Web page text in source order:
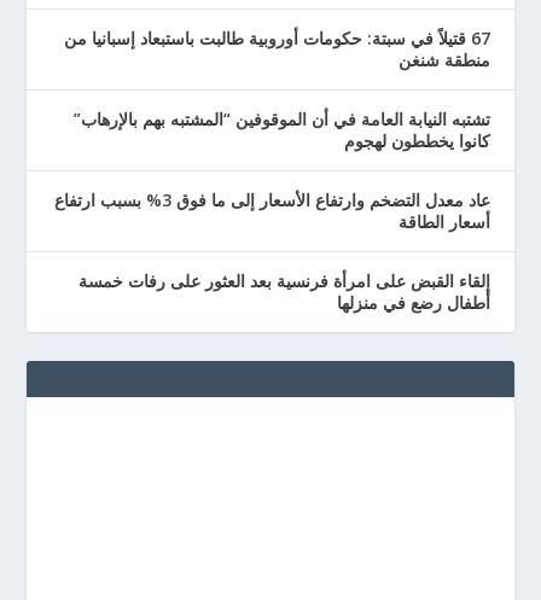
67 قتيلاً في سبتة: حكومات أوروبية طالبت باستبعاد إسبانيا من
منطقة شنغن
تشتبه النيابة العامة في أن الموقوفين “المشتبه بهم بالإرهاب”
كانوا يخططون لهجوم
عاد معدل التضخم وارتفاع الأسعار إلى ما فوق 3% بسبب ارتفاع
أسعار الطاقة
إلقاء القبض على امرأة فرنسية بعد العثور على رفات خمسة
أطفال رضع في منزلها